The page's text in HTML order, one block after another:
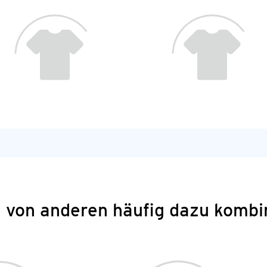
von anderen häufig dazu